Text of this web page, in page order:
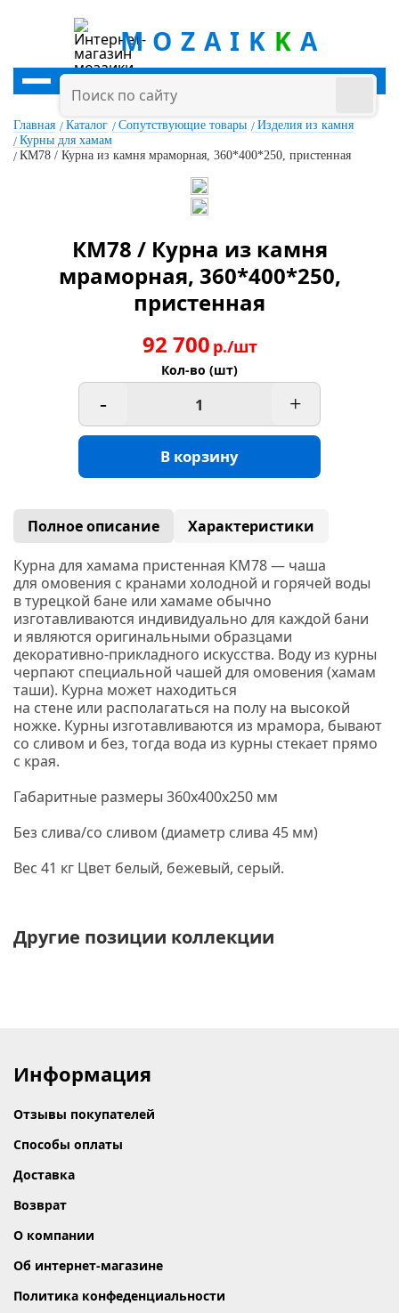
MOZAIK K A
Главная Каталог Сопутствующие товары
Изделия из камня
Курны для хамам
КМ78 / Курна из камня мраморная, 360*400*250, пристенная
КМ78 / Курна из камня
мраморная, 360*400*250,
пристенная
92 700 р./шт
Кол-во (шт)
- +
В корзину
Полное описание
Характеристики
Курна для хамама пристенная КМ78— чаша
для омовения с кранами холодной и горячей воды
в турецкой бане или хамаме обычно
изготавливаются индивидуально для каждой бани
и являются оригинальными образцами
декоративно-прикладного искусства. Воду из курны
черпают специальной чашей для омовения (хамам
таши). Курна может находиться
на стене или располагаться на полу на высокой
ножке. Курны изготавливаются из мрамора, бывают
со сливом и без, тогда вода из курны стекает прямо
с края.
Габаритные размеры 360х400х250 мм
Без слива/со сливом (диаметр слива 45 мм)
Вес 41 кг Цвет белый, бежевый, серый.
Другие позиции коллекции
Информация
Отзывы покупателей
Способы оплаты
Доставка
Возврат
О компании
Об интернет-магазине
Политика конфеденциальности